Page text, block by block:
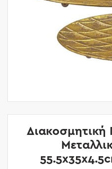
Διακοσμητική